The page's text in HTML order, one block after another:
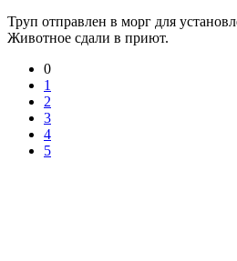
Труп отправлен в морг для
Животное сдали в приют.
0
1
2
3
4
5